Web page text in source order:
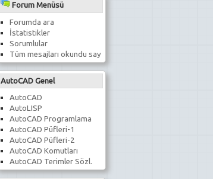
Forum Menüsü
Forumda ara
İstatistikler
Sorumlular
Tüm mesajları okundu say
AutoCAD Genel
AutoCAD
AutoLISP
AutoCAD Programlama
AutoCAD Püfleri-1
AutoCAD Püfleri-2
AutoCAD Komutları
AutoCAD Terimler Sözl.